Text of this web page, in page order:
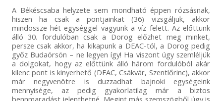
A Békéscsaba helyzete sem mondható éppen rózsásnak,
hiszen ha csak a pontjainkat (36) vizsgáljuk, akkor
mindössze hét egységgel vagyunk a víz felett. Az előttünk
álló 30. fordulóban csak a Dorog előzhet meg minket,
persze csak akkor, ha kikapunk a DEAC-tól, a Dorog pedig
győz Budaörsön – ne legyen így! Ha viszont úgy szemléljük
a dolgokat, hogy az előttünk álló három fordulóból akár
kilenc pont is kinyerhető (DEAC, Csákvár, Szentlőrinc), akkor
már negyvenötre is duzzadhat bajnoki egységeink
mennyisége, az pedig gyakorlatilag már a biztos
bennmaradást jelenthetné. Megint más szemszögből úgy is